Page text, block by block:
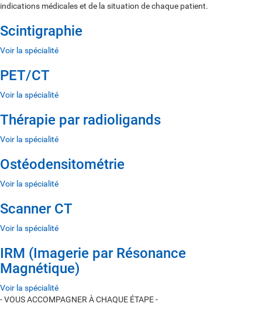
indications médicales et de la situation de chaque patient.
Scintigraphie
Voir la spécialité
PET/CT
Voir la spécialité
Thérapie par radioligands
Voir la spécialité
Ostéodensitométrie
Voir la spécialité
Scanner CT
Voir la spécialité
IRM (Imagerie par Résonance
Magnétique)
Voir la spécialité
- VOUS ACCOMPAGNER À CHAQUE ÉTAPE -